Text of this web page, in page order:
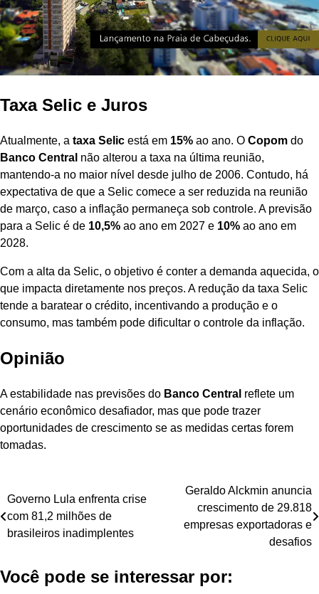
Taxa Selic e Juros
Atualmente, a taxa Selic está em 15% ao ano. O Copom do
Banco Central não alterou a taxa na última reunião,
mantendo-a no maior nível desde julho de 2006. Contudo, há
expectativa de que a Selic comece a ser reduzida na reunião
de março, caso a inflação permaneça sob controle. A previsão
para a Selic é de 10,5% ao ano em 2027 e 10% ao ano em
2028.
Com a alta da Selic, o objetivo é conter a demanda aquecida, o
que impacta diretamente nos preços. A redução da taxa Selic
tende a baratear o crédito, incentivando a produção e o
consumo, mas também pode dificultar o controle da inflação.
Opinião
A estabilidade nas previsões do Banco Central reflete um
cenário econômico desafiador, mas que pode trazer
oportunidades de crescimento se as medidas certas forem
tomadas.
Navegação
de
Governo Lula enfrenta crise
com 81,2 milhões de
brasileiros inadimplentes
Geraldo Alckmin anuncia
crescimento de 29.818
empresas exportadoras e
desafios
Você pode se interessar por: